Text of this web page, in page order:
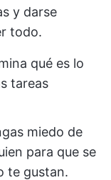
y darse
todo.
qué es lo
tareas
miedo de
para que se
te gustan.